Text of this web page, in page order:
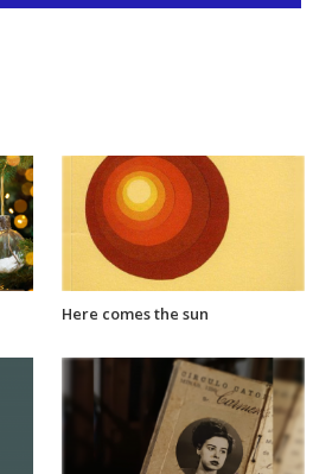
Here comes the sun